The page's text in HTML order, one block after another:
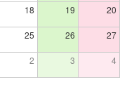
18 19 20
25 26 27
2 3 4